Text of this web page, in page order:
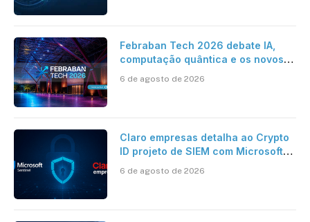
Febraban Tech 2026 debate IA,
computação quântica e os novos
6 de agosto de 2026
Claro empresas detalha ao Crypto
ID projeto de SIEM com Microsoft
automatizada
6 de agosto de 2026